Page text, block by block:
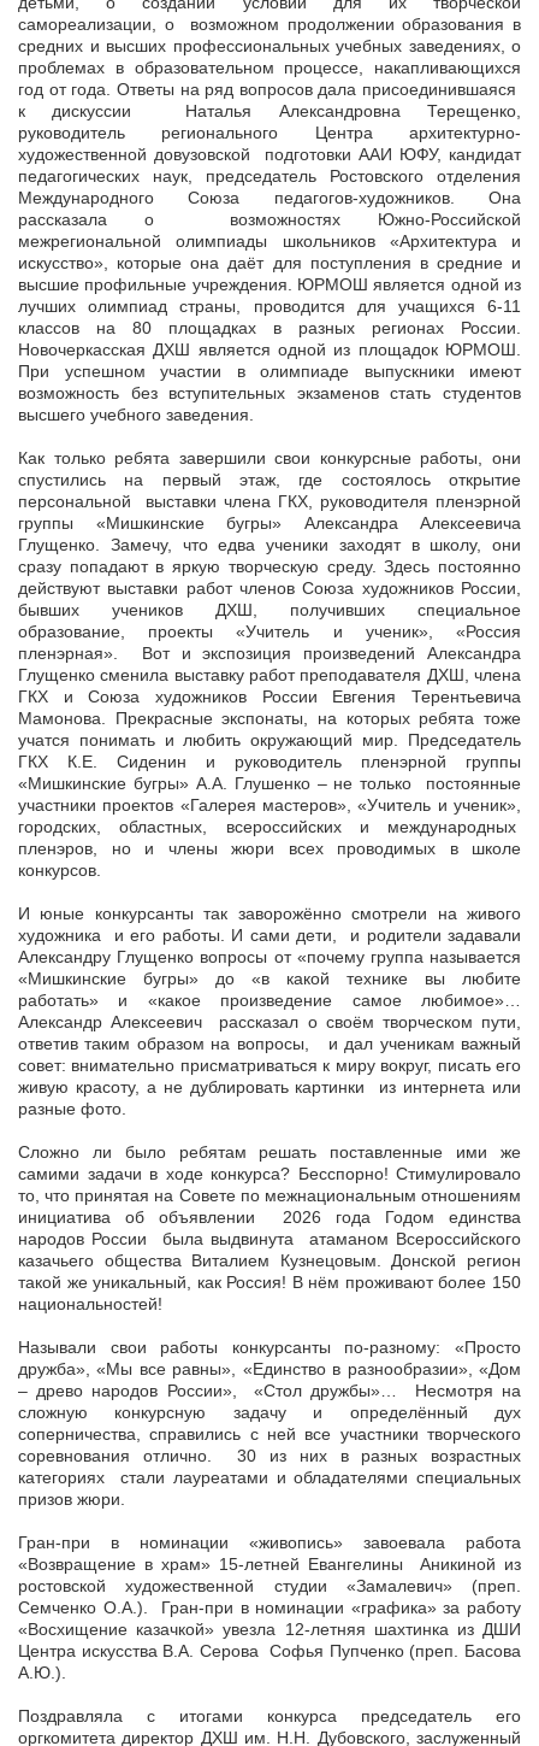
самореализации, о возможном продолжении образования в
средних и высших профессиональных учебных заведениях, о
проблемах в образовательном процессе, накапливающихся
год от года. Ответы на ряд вопросов дала присоединившаяся
к дискуссии Наталья Александровна Терещенко,
руководитель регионального Центра архитектурно-
художественной довузовской подготовки ААИ ЮФУ, кандидат
педагогических наук, председатель Ростовского отделения
Международного Союза педагогов-художников. Она
рассказала о возможностях Южно-Российской
межрегиональной олимпиады школьников «Архитектура и
искусство», которые она даёт для поступления в средние и
высшие профильные учреждения. ЮРМОШ является одной из
лучших олимпиад страны, проводится для учащихся 6-11
классов на 80 площадках в разных регионах России.
Новочеркасская ДХШ является одной из площадок ЮРМОШ.
При успешном участии в олимпиаде выпускники имеют
возможность без вступительных экзаменов стать студентов
высшего учебного заведения.
Как только ребята завершили свои конкурсные работы, они
спустились на первый этаж, где состоялось открытие
персональной выставки члена ГКХ, руководителя пленэрной
группы «Мишкинские бугры» Александра Алексеевича
Глущенко. Замечу, что едва ученики заходят в школу, они
сразу попадают в яркую творческую среду. Здесь постоянно
действуют выставки работ членов Союза художников России,
бывших учеников ДХШ, получивших специальное
образование, проекты «Учитель и ученик», «Россия
пленэрная». Вот и экспозиция произведений Александра
Глущенко сменила выставку работ преподавателя ДХШ, члена
ГКХ и Союза художников России Евгения Терентьевича
Мамонова. Прекрасные экспонаты, на которых ребята тоже
учатся понимать и любить окружающий мир. Председатель
ГКХ К.Е. Сиденин и руководитель пленэрной группы
«Мишкинские бугры» А.А. Глушенко – не только постоянные
участники проектов «Галерея мастеров», «Учитель и ученик»,
городских, областных, всероссийских и международных
пленэров, но и члены жюри всех проводимых в школе
конкурсов.
И юные конкурсанты так заворожённо смотрели на живого
художника и его работы. И сами дети, и родители задавали
Александру Глущенко вопросы от «почему группа называется
«Мишкинские бугры» до «в какой технике вы любите
работать» и «какое произведение самое любимое»…
Александр Алексеевич рассказал о своём творческом пути,
ответив таким образом на вопросы, и дал ученикам важный
совет: внимательно присматриваться к миру вокруг, писать его
живую красоту, а не дублировать картинки из интернета или
разные фото.
Сложно ли было ребятам решать поставленные ими же
самими задачи в ходе конкурса? Бесспорно! Стимулировало
то, что принятая на Совете по межнациональным отношениям
инициатива об объявлении 2026 года Годом единства
народов России была выдвинута атаманом Всероссийского
казачьего общества Виталием Кузнецовым. Донской регион
такой же уникальный, как Россия! В нём проживают более 150
национальностей!
Называли свои работы конкурсанты по-разному: «Просто
дружба», «Мы все равны», «Единство в разнообразии», «Дом
– древо народов России», «Стол дружбы»… Несмотря на
сложную конкурсную задачу и определённый дух
соперничества, справились с ней все участники творческого
соревнования отлично. 30 из них в разных возрастных
категориях стали лауреатами и обладателями специальных
призов жюри.
Гран-при в номинации «живопись» завоевала работа
«Возвращение в храм» 15-летней Евангелины Аникиной из
ростовской художественной студии «Замалевич» (преп.
Семченко О.А.). Гран-при в номинации «графика» за работу
«Восхищение казачкой» увезла 12-летняя шахтинка из ДШИ
Центра искусства В.А. Серова Софья Пупченко (преп. Басова
А.Ю.).
Поздравляла с итогами конкурса председатель его
оргкомитета директор ДХШ им. Н.Н. Дубовского, заслуженный